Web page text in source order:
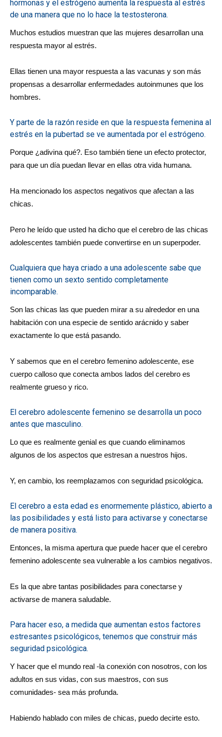
hormonas y el estrógeno aumenta la respuesta al estrés
de una manera que no lo hace la testosterona.
Muchos estudios muestran que las mujeres desarrollan una
respuesta mayor al estrés.
Ellas tienen una mayor respuesta a las vacunas y son más
propensas a desarrollar enfermedades autoinmunes que los
hombres.
Y parte de la razón reside en que la respuesta femenina al
estrés en la pubertad se ve aumentada por el estrógeno.
Porque ¿adivina qué?. Eso también tiene un efecto protector,
para que un día puedan llevar en ellas otra vida humana.
Ha mencionado los aspectos negativos que afectan a las
chicas.
Pero he leído que usted ha dicho que el cerebro de las chicas
adolescentes también puede convertirse en un superpoder.
Cualquiera que haya criado a una adolescente sabe que
tienen como un sexto sentido completamente
incomparable.
Son las chicas las que pueden mirar a su alrededor en una
habitación con una especie de sentido arácnido y saber
exactamente lo que está pasando.
Y sabemos que en el cerebro femenino adolescente, ese
cuerpo calloso que conecta ambos lados del cerebro es
realmente grueso y rico.
El cerebro adolescente femenino se desarrolla un poco
antes que masculino.
Lo que es realmente genial es que cuando eliminamos
algunos de los aspectos que estresan a nuestros hijos.
Y, en cambio, los reemplazamos con seguridad psicológica.
El cerebro a esta edad es enormemente plástico, abierto a
las posibilidades y está listo para activarse y conectarse
de manera positiva.
Entonces, la misma apertura que puede hacer que el cerebro
femenino adolescente sea vulnerable a los cambios negativos.
Es la que abre tantas posibilidades para conectarse y
activarse de manera saludable.
Para hacer eso, a medida que aumentan estos factores
estresantes psicológicos, tenemos que construir más
seguridad psicológica.
Y hacer que el mundo real -la conexión con nosotros, con los
adultos en sus vidas, con sus maestros, con sus
comunidades- sea más profunda.
Habiendo hablado con miles de chicas, puedo decirte esto.